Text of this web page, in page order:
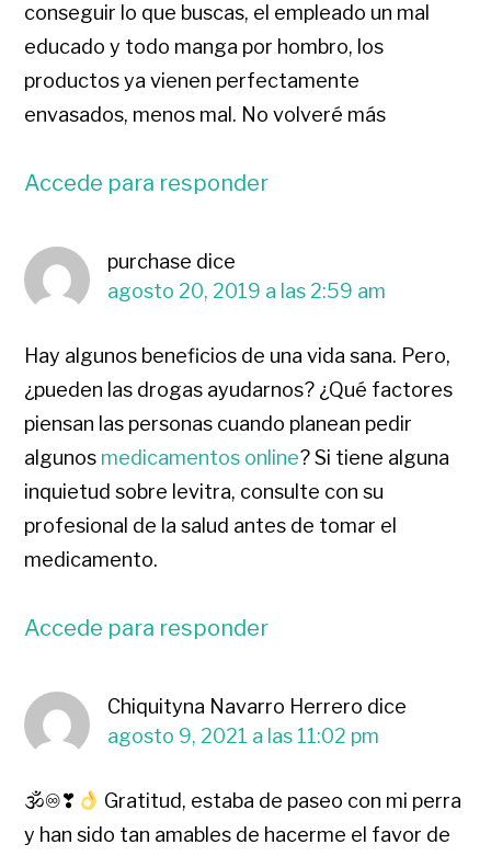
conseguir lo que buscas, el empleado un mal
educado y todo manga por hombro, los
productos ya vienen perfectamente
envasados, menos mal. No volveré más
Accede para responder
purchase dice
agosto 20, 2019 a las 2:59 am
Hay algunos beneficios de una vida sana. Pero,
¿pueden las drogas ayudarnos? ¿Qué factores
piensan las personas cuando planean pedir
algunos medicamentos online? Si tiene alguna
inquietud sobre levitra, consulte con su
profesional de la salud antes de tomar el
medicamento.
Accede para responder
Chiquityna Navarro Herrero dice
agosto 9, 2021 a las 11:02 pm
🕉♾❣
Gratitud, estaba de paseo con mi perra
y han sido tan amables de hacerme el favor de